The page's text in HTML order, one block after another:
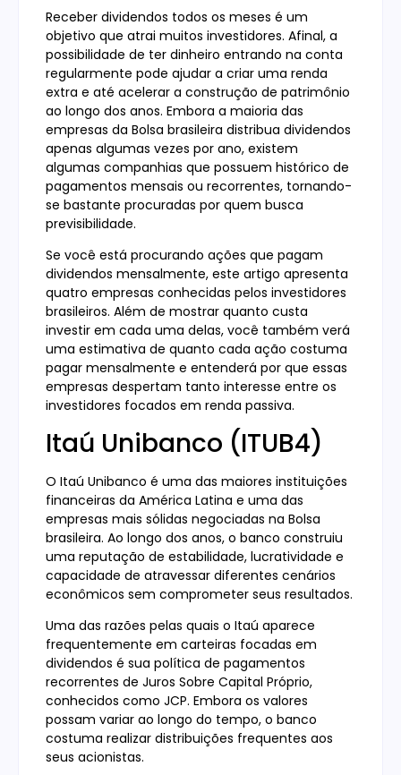
Receber dividendos todos os meses é um
objetivo que atrai muitos investidores. Afinal, a
possibilidade de ter dinheiro entrando na conta
regularmente pode ajudar a criar uma renda
extra e até acelerar a construção de patrimônio
ao longo dos anos. Embora a maioria das
empresas da Bolsa brasileira distribua dividendos
apenas algumas vezes por ano, existem
algumas companhias que possuem histórico de
pagamentos mensais ou recorrentes, tornando-
se bastante procuradas por quem busca
previsibilidade.
Se você está procurando ações que pagam
dividendos mensalmente, este artigo apresenta
quatro empresas conhecidas pelos investidores
brasileiros. Além de mostrar quanto custa
investir em cada uma delas, você também verá
uma estimativa de quanto cada ação costuma
pagar mensalmente e entenderá por que essas
empresas despertam tanto interesse entre os
investidores focados em renda passiva.
Itaú Unibanco (ITUB4)
O Itaú Unibanco é uma das maiores instituições
financeiras da América Latina e uma das
empresas mais sólidas negociadas na Bolsa
brasileira. Ao longo dos anos, o banco construiu
uma reputação de estabilidade, lucratividade e
capacidade de atravessar diferentes cenários
econômicos sem comprometer seus resultados.
Uma das razões pelas quais o Itaú aparece
frequentemente em carteiras focadas em
dividendos é sua política de pagamentos
recorrentes de Juros Sobre Capital Próprio,
conhecidos como JCP. Embora os valores
possam variar ao longo do tempo, o banco
costuma realizar distribuições frequentes aos
seus acionistas.